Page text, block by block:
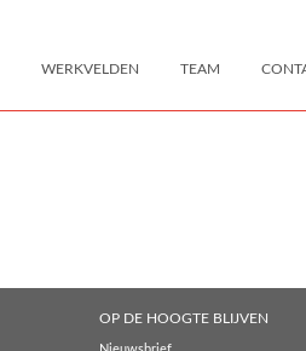
WERKVELDEN TEAM
OP DE HOOGTE BLIJVEN